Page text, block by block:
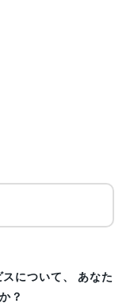
スについて、あなた
？